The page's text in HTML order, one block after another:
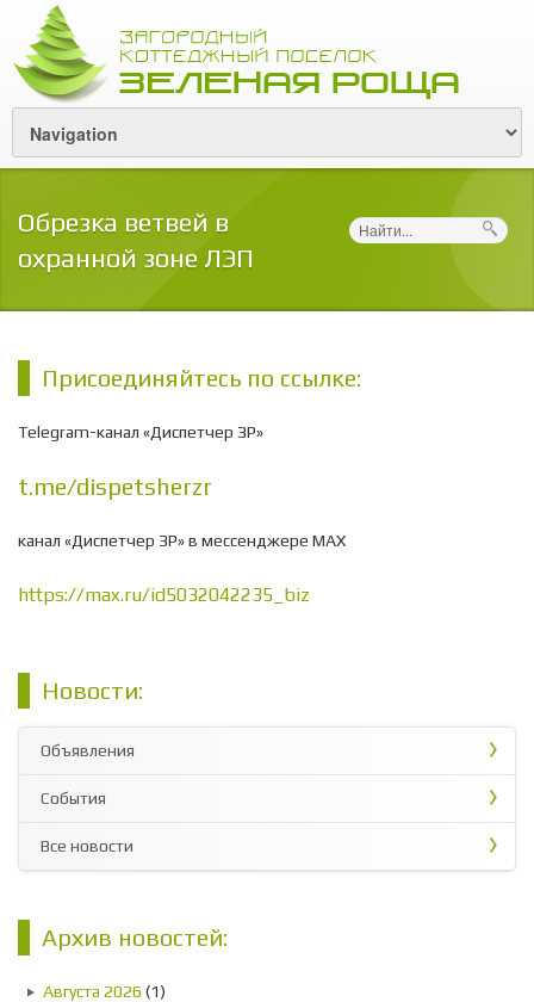
Обрезка ветвей в
охранной зоне ЛЭП
Поиск
Присоединяйтесь по ссылке:
Telegram-канал «Диспетчер ЗР»
t.me/dispetsherzr
канал «Диспетчер ЗР» в мессенджере МАХ
https://max.ru/id5032042235_biz
Новости:
Объявления
События
Все новости
Архив новостей:
Августа 2026 (1)